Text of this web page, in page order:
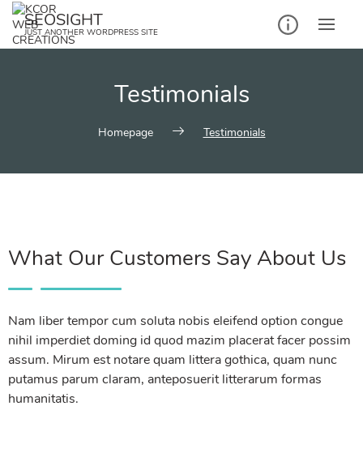
SEOSIGHT
JUST ANOTHER WORDPRESS SITE
Testimonials
Homepage Testimonials
What Our Customers Say About Us
Nam liber tempor cum soluta nobis eleifend option congue
nihil imperdiet doming id quod mazim placerat facer possim
assum. Mirum est notare quam littera gothica, quam nunc
putamus parum claram, anteposuerit litterarum formas
humanitatis.